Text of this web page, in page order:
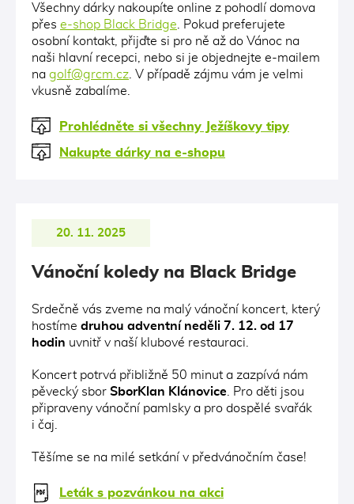
Všechny dárky nakoupíte online z pohodlí domova
přes e-shop Black Bridge . Pokud preferujete
osobní kontakt, přijďte si pro ně až do Vánoc na
naši hlavní recepci, nebo si je objednejte e-mailem
na golf@grcm.cz . V případě zájmu vám je velmi
vkusně zabalíme.
Prohlédněte si všechny Ježíškovy tipy
Nakupte dárky na e-shopu
20. 11. 2025
Vánoční koledy na Black Bridge
Srdečně vás zveme na malý vánoční koncert, který
hostíme druhou adventní neděli 7. 12. od 17
hodin uvnitř v naší klubové restauraci.
Koncert potrvá přibližně 50 minut a zazpívá nám
pěvecký sbor SborKlan Klánovice . Pro děti jsou
připraveny vánoční pamlsky a pro dospělé svařák
i čaj.
Těšíme se na milé setkání v předvánočním čase!
Leták s pozvánkou na akci